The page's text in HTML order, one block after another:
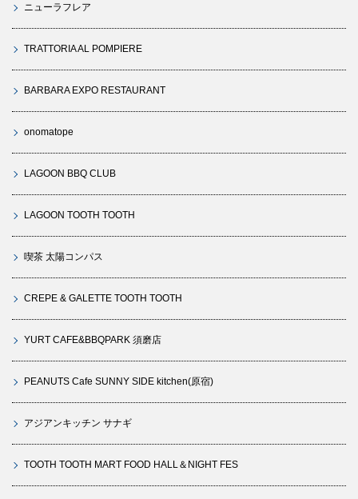
ニューラフレア
TRATTORIA AL POMPIERE
BARBARA EXPO RESTAURANT
onomatope
LAGOON BBQ CLUB
LAGOON TOOTH TOOTH
喫茶 太陽コンパス
CREPE & GALETTE TOOTH TOOTH
YURT CAFE&BBQPARK 須磨店
PEANUTS Cafe SUNNY SIDE kitchen(原宿)
アジアンキッチン サナギ
TOOTH TOOTH MART FOOD HALL＆NIGHT FES